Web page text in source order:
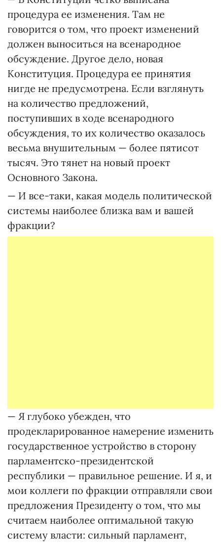
процедура ее изменения. Там не
говорится о том, что проект изменений
должен выноситься на всенародное
обсуждение. Другое дело, новая
Конституция. Процедура ее принятия
нигде не предусмотрена. Если взглянуть
на количество предложений,
поступивших в ходе всенародного
обсуждения, то их количество оказалось
весьма внушительным — более пятисот
тысяч. Это тянет на новый проект
Основного Закона.
— И все-таки, какая модель политической
системы наиболее близка вам и вашей
фракции?
— Я глубоко убежден, что
продекларированное намерение изменить
государственное устройство в сторону
парламентско-президентской
республики — правильное решение. И я, и
мои коллеги по фракции отправляли свои
предложения Президенту о том, что мы
считаем наиболее оптимальной такую
систему власти: сильный парламент,